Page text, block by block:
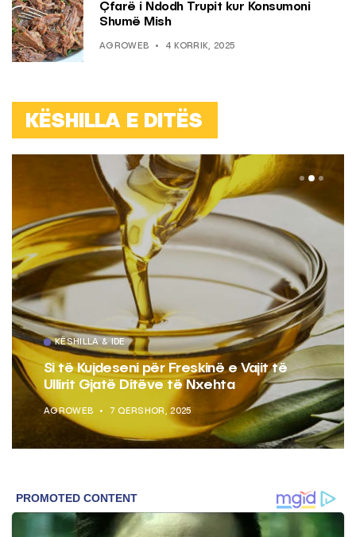
Çfarë i Ndodh Trupit kur Konsumoni
Shumë Mish
AGROWEB 4 KORRIK, 2025
KËSHILLA E DITËS
KËSHILLA & IDE
Si të Kujdeseni për Freskinë e Vajit të
Ullirit Gjatë Ditëve të Nxehta
AGROWEB 7 QERSHOR, 2025